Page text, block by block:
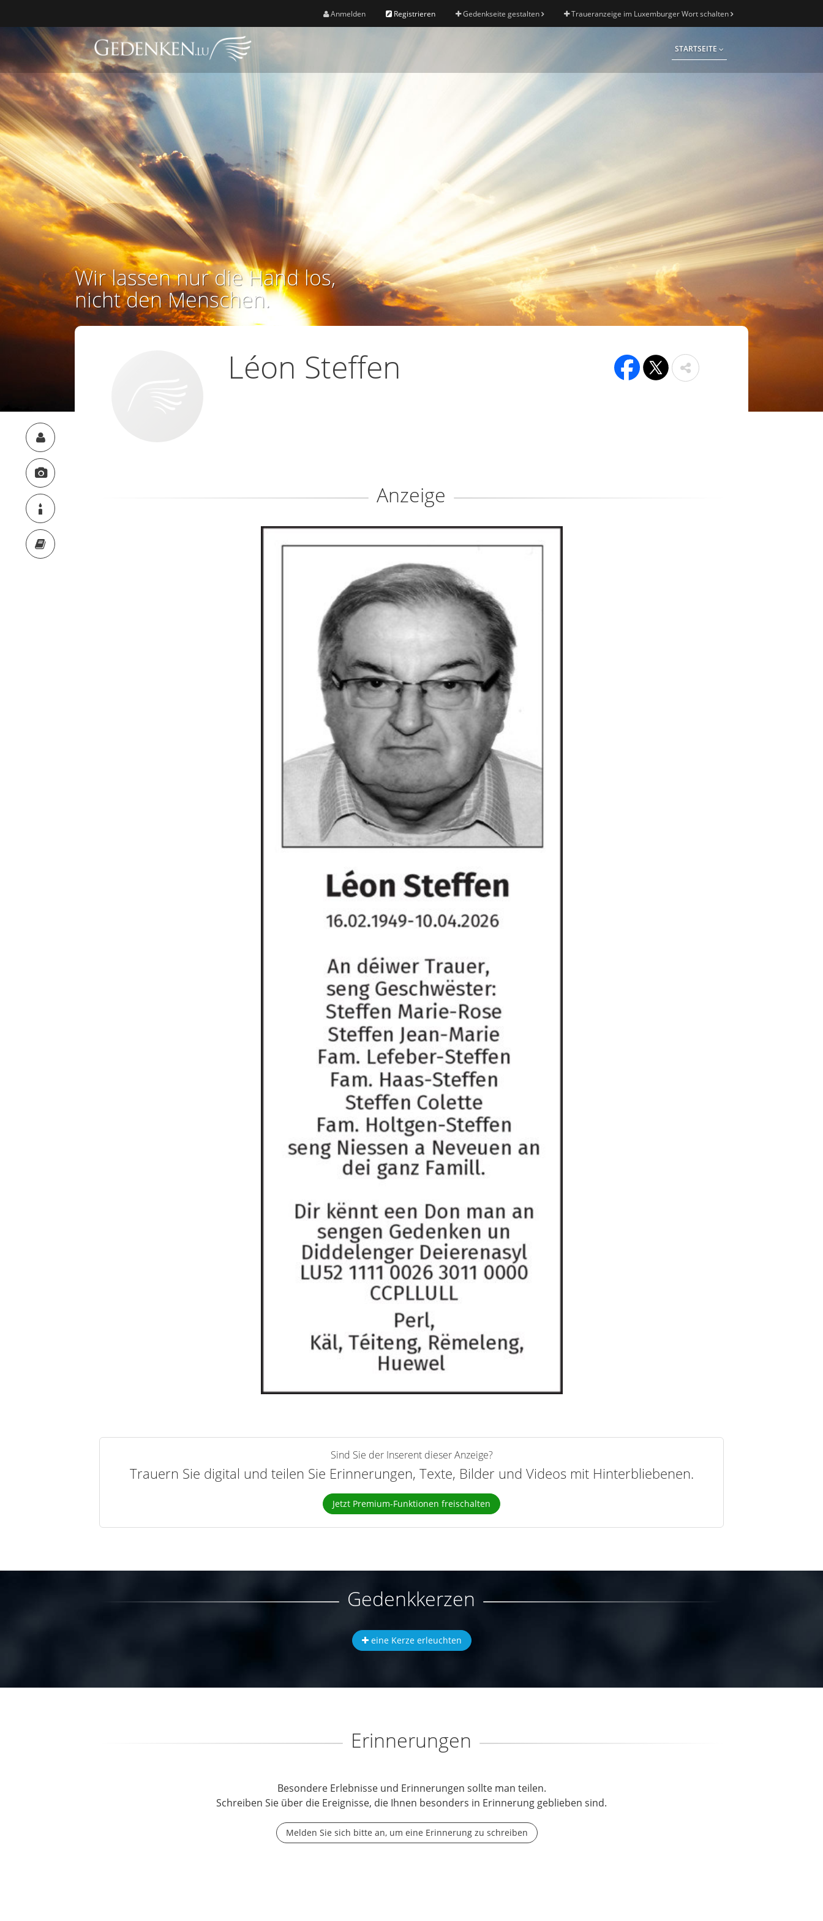
Anmelden Registrieren Gedenkseite gestalten Traueranzeige im Luxemburger Wort schalten
STARTSEITE
Wir lassen nur die Hand los,
nicht den Menschen.
Léon Steffen
Anzeige
Sind Sie der Inserent dieser Anzeige?
Trauern Sie digital und teilen Sie Erinnerungen, Texte, Bilder und Videos mit Hinterbliebenen.
Jetzt Premium-Funktionen freischalten
Gedenkkerzen
eine Kerze erleuchten
Erinnerungen
Besondere Erlebnisse und Erinnerungen sollte man teilen.
Schreiben Sie über die Ereignisse, die Ihnen besonders in Erinnerung geblieben sind.
Melden Sie sich bitte an, um eine Erinnerung zu schreiben